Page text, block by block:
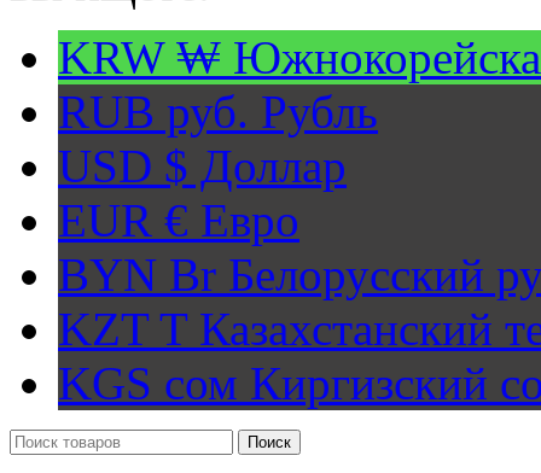
KRW ₩
RUB руб. Рубль
USD $ Доллар
EUR € Евро
BYN Br Белорусский
KZT TКазахстанский
KGS сом Киргизский
Поиск